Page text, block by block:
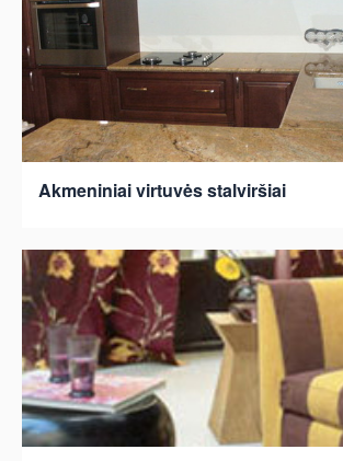
Akmeniniai virtuvės stalviršiai